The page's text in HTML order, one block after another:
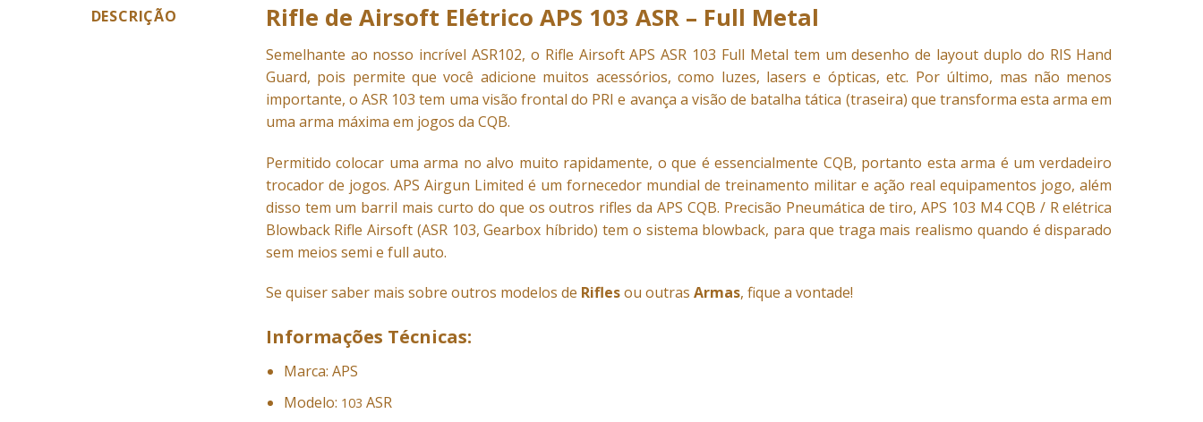
DESCRIÇÃO Rifle de Airsoft Elétrico APS 103 ASR – Full Metal
Semelhante ao nosso incrível ASR102, o Rifle Airsoft APS ASR 103 Full Metal tem um desenho de layout duplo do RIS Hand
Guard, pois permite que você adicione muitos acessórios, como luzes, lasers e ópticas, etc. Por último, mas não menos
importante, o ASR 103 tem uma visão frontal do PRI e avança a visão de batalha tática (traseira) que transforma esta arma em
uma arma máxima em jogos da CQB.
Permitido colocar uma arma no alvo muito rapidamente, o que é essencialmente CQB, portanto esta arma é um verdadeiro
trocador de jogos. APS Airgun Limited é um fornecedor mundial de treinamento militar e ação real equipamentos jogo, além
disso tem um barril mais curto do que os outros rifles da APS CQB. Precisão Pneumática de tiro, APS 103 M4 CQB / R elétrica
Blowback Rifle Airsoft (ASR 103, Gearbox híbrido) tem o sistema blowback, para que traga mais realismo quando é disparado
sem meios semi e full auto.
Se quiser saber mais sobre outros modelos de Riflesou outras Armas, fique a vontade!
Informações Técnicas:
Marca: APS
Modelo: 103 ASR